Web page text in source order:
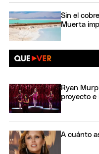
Sin el
Muerta
Ryan
proyecto e
A cuánto